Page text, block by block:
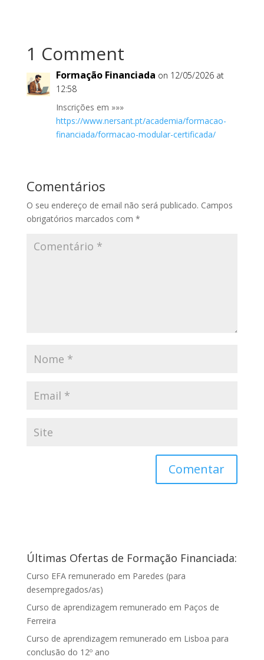
1 Comment
Formação Financiada on 12/05/2026 at
12:58
Inscrições em »»»
https://www.nersant.pt/academia/formacao-
financiada/formacao-modular-certificada/
Comentários
O seu endereço de email não será publicado. Campos
obrigatórios marcados com *
Últimas Ofertas de Formação Financiada:
Curso EFA remunerado em Paredes (para
desempregados/as)
Curso de aprendizagem remunerado em Paços de
Ferreira
Curso de aprendizagem remunerado em Lisboa para
conclusão do 12º ano